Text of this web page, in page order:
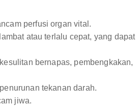
perfusi organ vital.
atau terlalu cepat, yang dapat
bernapas, pembengkakan,
tekanan darah.
jiwa.